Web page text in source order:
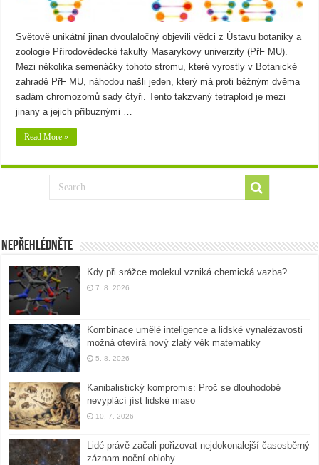
Světově unikátní jinan dvoulaločný objevili vědci z Ústavu botaniky a
zoologie Přírodovědecké fakulty Masarykovy univerzity (PřF MU).
Mezi několika semenáčky tohoto stromu, které vyrostly v Botanické
zahradě PřF MU, náhodou našli jeden, který má proti běžným dvěma
sadám chromozomů sady čtyři. Tento takzvaný tetraploid je mezi
jinany a jejich příbuznými …
Read More »
Nepřehlédněte
Kdy při srážce molekul vzniká chemická vazba?
7. 8. 2026
Kombinace umělé inteligence a lidské vynalézavosti
možná otevírá nový zlatý věk matematiky
5. 8. 2026
Kanibalistický kompromis: Proč se dlouhodobě
nevyplácí jíst lidské maso
10. 7. 2026
Lidé právě začali pořizovat nejdokonalejší časosběrný
záznam noční oblohy